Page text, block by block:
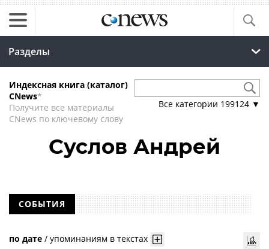
Разделы
Индексная книга (каталог)
CNews*
Получите все материалы
CNews по ключевому слову
Все категории 199124 ▼
Суслов Андрей
СОБЫТИЯ
по дате / упоминаниям в текстах